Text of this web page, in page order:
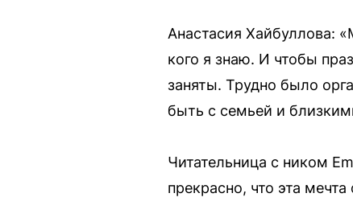
Анастасия Хайбуллова:
кого я знаю. И чтобы
заняты. Трудно было
быть с семьей и
Читательница с ником
прекрасно, что эта